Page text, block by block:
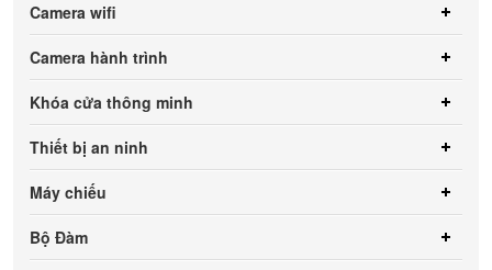
Camera wifi
Camera hành trình
Khóa cửa thông minh
Thiết bị an ninh
Máy chiếu
Bộ Đàm